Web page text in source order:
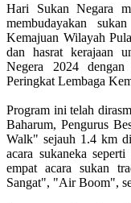
Hari Sukan Negara
membudayakan
Kemajuan Wilayah
dan hasrat kerajaan
Negera 2024
Peringkat Lembaga
Program ini telah
Baharum, Pengurus
Walk" sejauh 1.4 km
acara sukaneka
empat acara sukan
Sangat", "Air Boom",